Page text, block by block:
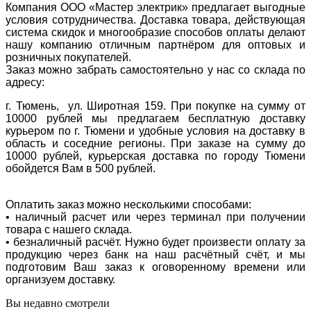
Компания ООО «Мастер электрик» предлагает выгодные
условия сотрудничества. Доставка товара, действующая
система скидок и многообразие способов оплаты делают
нашу компанию отличным партнёром для оптовых и
розничных покупателей.
Заказ можно забрать самостоятельно у нас со склада по
адресу:
г. Тюмень, ул. Широтная 159. При покупке на сумму от
10000 рублей мы предлагаем бесплатную доставку
курьером по г. Тюмени и удобные условия на доставку в
область и соседние регионы. При заказе на сумму до
10000 рублей, курьерская доставка по городу Тюмени
обойдется Вам в 500 рублей.
Оплатить заказ можно несколькими способами:
• наличный расчет или через терминал при получении
товара с нашего склада.
• безналичный расчёт. Нужно будет произвести оплату за
продукцию через банк на наш расчётный счёт, и мы
подготовим Ваш заказ к оговоренному времени или
организуем доставку.
Вы недавно смотрели